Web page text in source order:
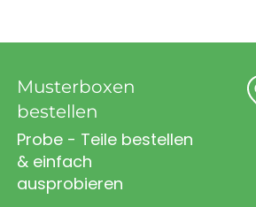
Musterboxen
bestellen
Probe - Teile bestellen
& einfach
ausprobieren